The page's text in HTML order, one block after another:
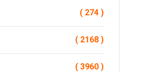
( 274 )
( 2168 )
( 3960 )